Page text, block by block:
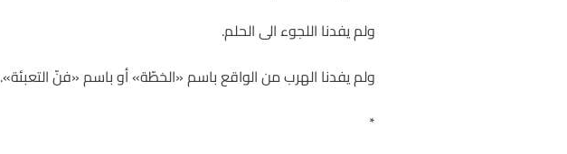
ولم يفدنا اللجوء الى الحلم.
ولم يفدنا الهرب من الواقع باسم «الخطّة» أو باسم «فنّ التعبئة».
*